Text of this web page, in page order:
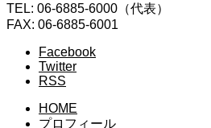
TEL: 06-6885-6000（代表）
FAX: 06-6885-6001
Facebook
Twitter
RSS
HOME
プロフィール